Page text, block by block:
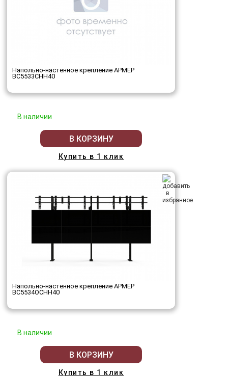
Напольно-настенное крепление АРМЕР
ВС5533СНН40
В наличии
В КОРЗИНУ
Купить в 1 клик
Напольно-настенное крепление АРМЕР
ВС5534ОСНН40
В наличии
В КОРЗИНУ
Купить в 1 клик